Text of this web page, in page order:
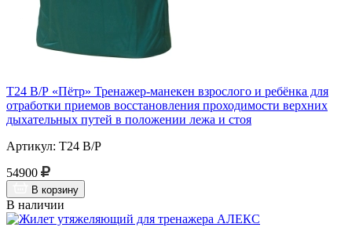
Т24 В/Р «Пётр» Тренажер-манекен взрослого и ребёнка для
отработки приемов восстановления проходимости верхних
дыхательных путей в положении лежа и стоя
Артикул: Т24 В/Р
54900
В корзину
В наличии